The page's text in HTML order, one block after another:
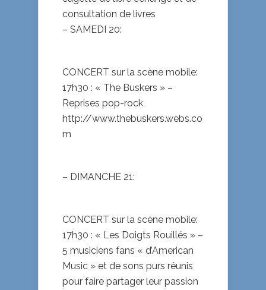
consultation de livres
– SAMEDI 20:
CONCERT sur la scène mobile:
17h30 : « The Buskers » –
Reprises pop-rock
http://www.thebuskers.webs.co
m
– DIMANCHE 21:
CONCERT sur la scène mobile:
17h30 : « Les Doigts Rouillés » –
5 musiciens fans « d’American
Music » et de sons purs réunis
pour faire partager leur passion